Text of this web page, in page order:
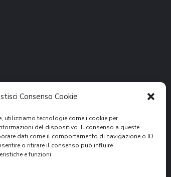
Consenso Cookie
utilizziamo tecnologie come i cookie per
del dispositivo. Il consenso a queste
dati come il comportamento di navigazione o ID
o ritirare il consenso può influire
e funzioni.
DONA ORA